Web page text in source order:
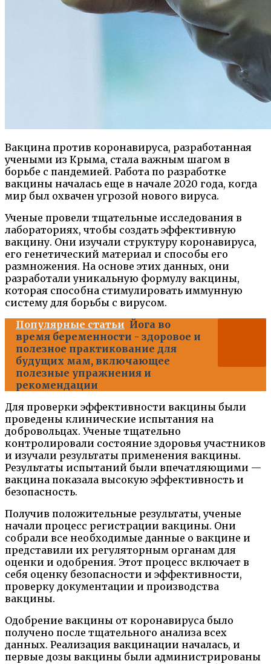
Вакцина против коронавируса, разработанная
учеными из Крыма, стала важным шагом в
борьбе с пандемией. Работа по разработке
вакцины началась еще в начале 2020 года, когда
мир был охвачен угрозой нового вируса.
Ученые провели тщательные исследования в
лабораториях, чтобы создать эффективную
вакцину. Они изучали структуру коронавируса,
его генетический материал и способы его
размножения. На основе этих данных, они
разработали уникальную формулу вакцины,
которая способна стимулировать иммунную
систему для борьбы с вирусом.
Популярные статьи Йога во
время беременности - здоровое и
полезное практикование для
будущих мам, включающее
полезные упражнения и
рекомендации
Для проверки эффективности вакцины были
проведены клинические испытания на
добровольцах. Ученые тщательно
контролировали состояние здоровья участников
и изучали результаты применения вакцины.
Результаты испытаний были впечатляющими —
вакцина показала высокую эффективность и
безопасность.
Получив положительные результаты, ученые
начали процесс регистрации вакцины. Они
собрали все необходимые данные о вакцине и
представили их регуляторным органам для
оценки и одобрения. Этот процесс включает в
себя оценку безопасности и эффективности,
проверку документации и производства
вакцины.
Одобрение вакцины от коронавируса было
получено после тщательного анализа всех
данных. Реализация вакцинации началась, и
первые дозы вакцины были администрированы